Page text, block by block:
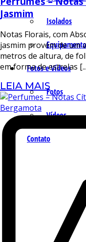
Isolados
Fotos e Vídeos
Fotos
Vídeos
Contato
Jasmim
Notas Florais, com
jasmim provém de um
metros de altura, de
em forma de estrelas
LEIA MAIS